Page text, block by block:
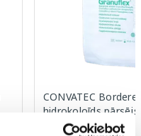
CONVATEC
hidrokoloīds